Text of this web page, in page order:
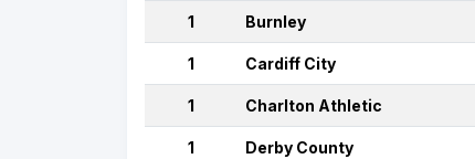
1 Burnley
1 Cardiff City
1 Charlton Athletic
1 Derby County